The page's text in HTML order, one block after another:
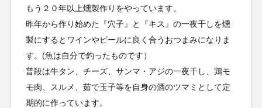
もう２０年以上燻製作りをやっています。
昨年から作り始めた『穴子』と『キス』の一夜干しを燻
製にするとワインやビールに良く合うおつまみになりま
す。(魚は自分で釣ったものです）
普段は牛タン、チーズ、サンマ・アジの一夜干し、鶏モ
モ肉、スルメ、茹で玉子等を自身の酒のツマミとして定
期的に作っています。